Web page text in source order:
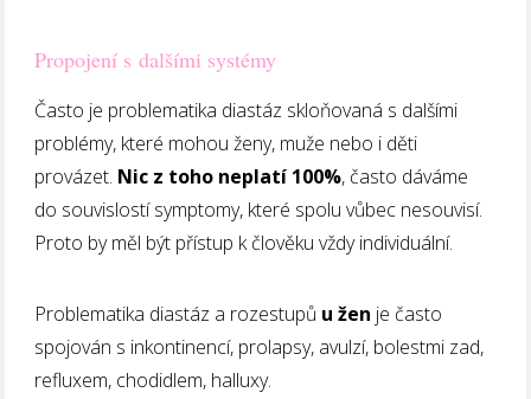
Propojení s dalšími systémy
Často je problematika diastáz skloňovaná s dalšími
problémy, které mohou ženy, muže nebo i děti
provázet. Nic z toho neplatí 100%, často dáváme
do souvislostí symptomy, které spolu vůbec nesouvisí.
Proto by měl být přístup k člověku vždy individuální.
Problematika diastáz a rozestupů u žen je často
spojován s inkontinencí, prolapsy, avulzí, bolestmi zad,
refluxem, chodidlem, halluxy.